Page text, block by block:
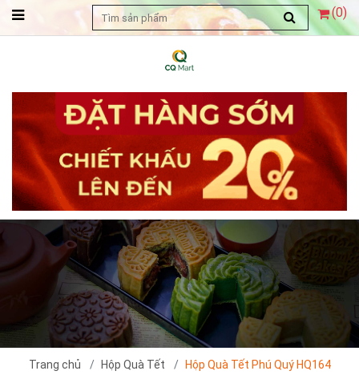
(0)
Trang chủ Hộp Quà Tết Hộp Quà Tết Phú Quý HQ164